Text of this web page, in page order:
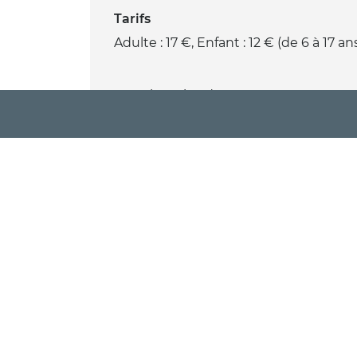
Tarifs
Adulte : 17 €, Enfant : 12 € (de 6 à 17
Gratuit moins de 6 ans.
Ouverture